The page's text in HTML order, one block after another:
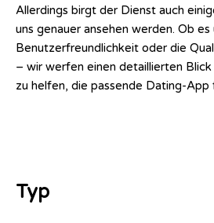
Allerdings birgt der Dienst auch
uns genauer ansehen werden. Ob
Benutzerfreundlichkeit oder die
– wir werfen einen detaillierten
zu helfen, die passende Dating-App
Typ